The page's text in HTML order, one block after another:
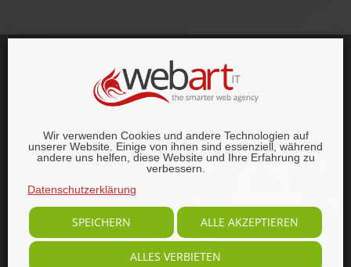
Wir verwenden Cookies und andere Technologien auf
unserer Website. Einige von ihnen sind essenziell, während
andere uns helfen, diese Website und Ihre Erfahrung zu
verbessern.
Datenschutzerklärung
SPEICHERN ALLE AKZEPTIEREN
ALLES VERBIETEN
This website was proudly built with , lots of
CSS3.
Alle Rechte vorbehalten.